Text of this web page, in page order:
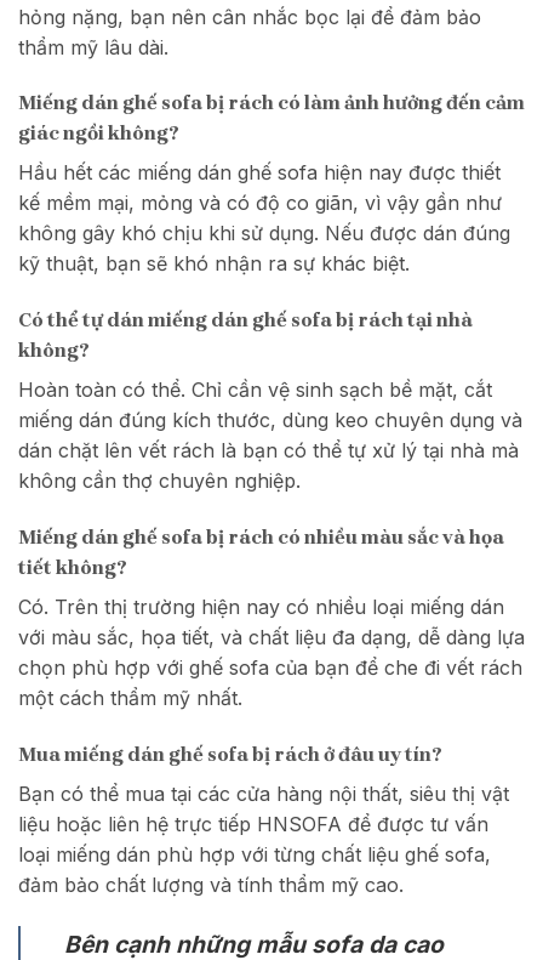
hỏng nặng, bạn nên cân nhắc bọc lại để đảm bảo
thẩm mỹ lâu dài.
Miếng dán ghế sofa bị rách có làm ảnh hưởng đến cảm
giác ngồi không?
Hầu hết các miếng dán ghế sofa hiện nay được thiết
kế mềm mại, mỏng và có độ co giãn, vì vậy gần như
không gây khó chịu khi sử dụng. Nếu được dán đúng
kỹ thuật, bạn sẽ khó nhận ra sự khác biệt.
Có thể tự dán miếng dán ghế sofa bị rách tại nhà
không?
Hoàn toàn có thể. Chỉ cần vệ sinh sạch bề mặt, cắt
miếng dán đúng kích thước, dùng keo chuyên dụng và
dán chặt lên vết rách là bạn có thể tự xử lý tại nhà mà
không cần thợ chuyên nghiệp.
Miếng dán ghế sofa bị rách có nhiều màu sắc và họa
tiết không?
Có. Trên thị trường hiện nay có nhiều loại miếng dán
với màu sắc, họa tiết, và chất liệu đa dạng, dễ dàng lựa
chọn phù hợp với ghế sofa của bạn để che đi vết rách
một cách thẩm mỹ nhất.
Mua miếng dán ghế sofa bị rách ở đâu uy tín?
Bạn có thể mua tại các cửa hàng nội thất, siêu thị vật
liệu hoặc liên hệ trực tiếp HNSOFA để được tư vấn
loại miếng dán phù hợp với từng chất liệu ghế sofa,
đảm bảo chất lượng và tính thẩm mỹ cao.
Bên cạnh những mẫu sofa da cao